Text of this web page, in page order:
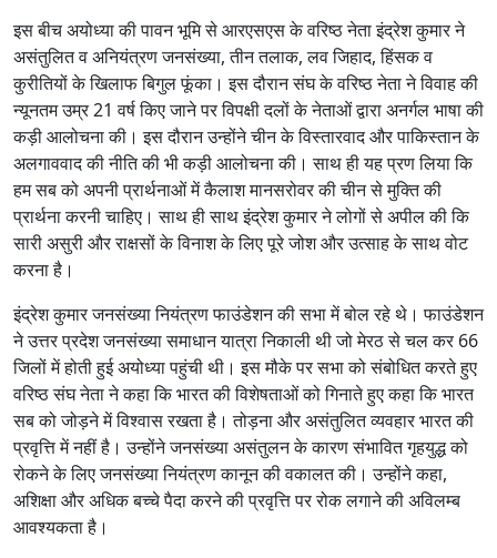
इस बीच अयोध्या की पावन भूमि से आरएसएस के वरिष्ठ नेता इंद्रेश कुमार ने
असंतुलित व अनियंत्रण जनसंख्या, तीन तलाक, लव जिहाद, हिंसक व
कुरीतियों के खिलाफ बिगुल फूंका। इस दौरान संघ के वरिष्ठ नेता ने विवाह की
न्यूनतम उम्र 21 वर्ष किए जाने पर विपक्षी दलों के नेताओं द्वारा अनर्गल भाषा की
कड़ी आलोचना की। इस दौरान उन्होंने चीन के विस्तारवाद और पाकिस्तान के
अलगाववाद की नीति की भी कड़ी आलोचना की। साथ ही यह प्रण लिया कि
हम सब को अपनी प्रार्थनाओं में कैलाश मानसरोवर की चीन से मुक्ति की
प्रार्थना करनी चाहिए। साथ ही साथ इंद्रेश कुमार ने लोगों से अपील की कि
सारी असुरी और राक्षसों के विनाश के लिए पूरे जोश और उत्साह के साथ वोट
करना है।
इंद्रेश कुमार जनसंख्या नियंत्रण फाउंडेशन की सभा में बोल रहे थे। फाउंडेशन
ने उत्तर प्रदेश जनसंख्या समाधान यात्रा निकाली थी जो मेरठ से चल कर 66
जिलों में होती हुई अयोध्या पहुंची थी। इस मौके पर सभा को संबोधित करते हुए
वरिष्ठ संघ नेता ने कहा कि भारत की विशेषताओं को गिनाते हुए कहा कि भारत
सब को जोड़ने में विश्वास रखता है। तोड़ना और असंतुलित व्यवहार भारत की
प्रवृत्ति में नहीं है। उन्होंने जनसंख्या असंतुलन के कारण संभावित गृहयुद्ध को
रोकने के लिए जनसंख्या नियंत्रण कानून की वकालत की। उन्होंने कहा,
अशिक्षा और अधिक बच्चे पैदा करने की प्रवृत्ति पर रोक लगाने की अविलम्ब
आवश्यकता है।